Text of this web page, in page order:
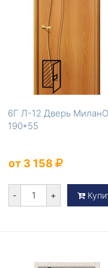
6Г Л-12 Дверь
190*55
от 3 158
- +